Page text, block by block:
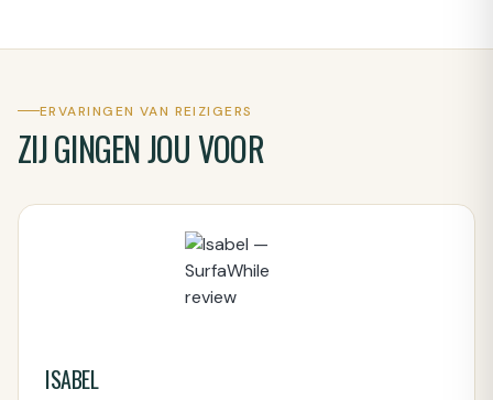
ERVARINGEN VAN REIZIGERS
ZIJ GINGEN JOU VOOR
ISABEL